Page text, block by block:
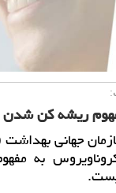
ریشه كن شدن
به